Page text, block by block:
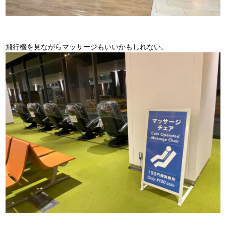
飛行機を見ながらマッサージもいいかもしれない。